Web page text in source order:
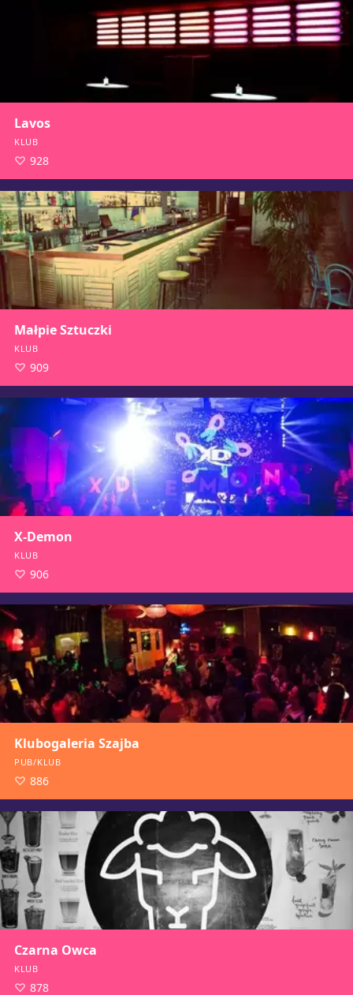
Lavos
KLUB
928
Małpie Sztuczki
KLUB
909
X-Demon
KLUB
906
Klubogaleria Szajba
PUB/KLUB
886
Czarna Owca
KLUB
878